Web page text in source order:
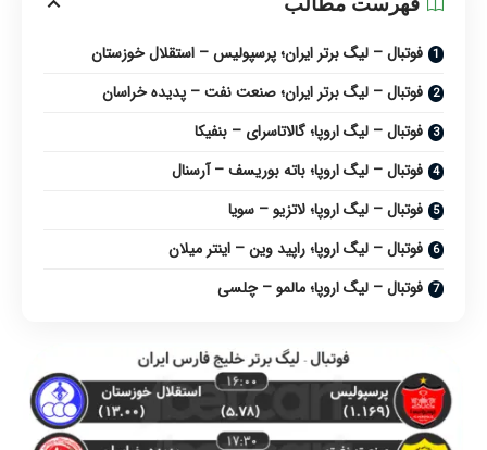
فوتبال – لیگ برتر ایران؛ پرسپولیس – استقلال خوزستان
فوتبال – لیگ برتر ایران؛ صنعت نفت – پدیده خراسان
فوتبال – لیگ اروپا‌؛ گالاتاسرای – بنفیکا
فوتبال – لیگ اروپا‌؛ باته بوریسف – آرسنال
فوتبال – لیگ اروپا‌؛ لاتزیو – سویا
فوتبال – لیگ اروپا‌؛ راپید وین – اینتر میلان
فوتبال – لیگ اروپا‌؛ مالمو – چلسی